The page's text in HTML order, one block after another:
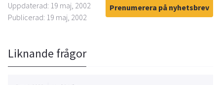
Uppdaterad: 19 maj, 2002
Publicerad: 19 maj, 2002
Prenumerera på nyhetsbrev
Liknande frågor